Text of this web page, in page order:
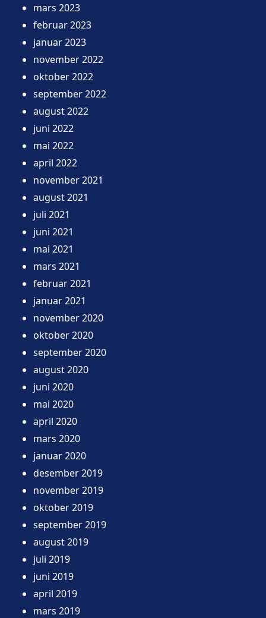
mars 2023
februar 2023
januar 2023
november 2022
oktober 2022
september 2022
august 2022
juni 2022
mai 2022
april 2022
november 2021
august 2021
juli 2021
juni 2021
mai 2021
mars 2021
februar 2021
januar 2021
november 2020
oktober 2020
september 2020
august 2020
juni 2020
mai 2020
april 2020
mars 2020
januar 2020
desember 2019
november 2019
oktober 2019
september 2019
august 2019
juli 2019
juni 2019
april 2019
mars 2019